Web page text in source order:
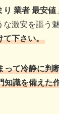
り 業者 最安値
な激安を謳う
て下さい。
って冷静に判
知識を備えた